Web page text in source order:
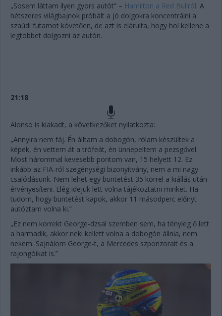
„Sosem láttam ilyen gyors autót” – Hamilton a Red Bullról. A
hétszeres világbajnok próbált a jó dolgokra koncentrálni a
szaúdi futamot követően, de azt is elárulta, hogy hol kellene a
legtöbbet dolgozni az autón.
21:18
Alonso is kiakadt, a következőket nyilatkozta:
„Annyira nem fáj. Én álltam a dobogón, rólam készültek a
képek, én vettem át a trófeát, én ünnepeltem a pezsgővel.
Most hárommal kevesebb pontom van, 15 helyett 12. Ez
inkább az FIA-ról szegénységi bizonyítvány, nem a mi nagy
csalódásunk. Nem lehet egy büntetést 35 körrel a kiállás után
érvényesíteni. Elég idejük lett volna tájékoztatni minket. Ha
tudom, hogy büntetést kapok, akkor 11 másodperc előnyt
autóztam volna ki.”
„Ez nem korrekt George-dzsal szemben sem, ha tényleg ő lett
a harmadik, akkor neki kellett volna a dobogón állnia, nem
nekem. Sajnálom George-t, a Mercedes szponzorait és a
rajongóikat is.”